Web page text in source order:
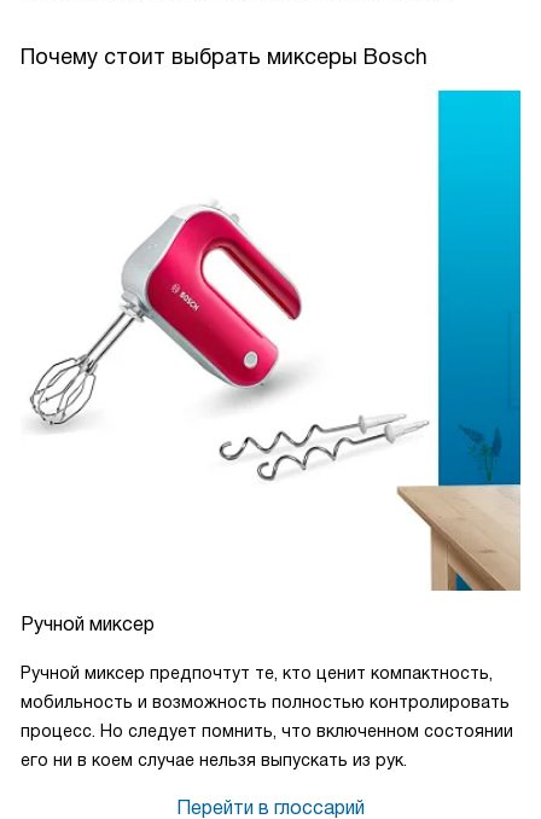
Почему стоит выбрать миксеры Bosch
Ручной миксер
Ручной миксер предпочтут те, кто ценит компактность,
мобильность и возможность полностью контролировать
процесс. Но следует помнить, что включенном состоянии
его ни в коем случае нельзя выпускать из рук.
Перейти в глоссарий